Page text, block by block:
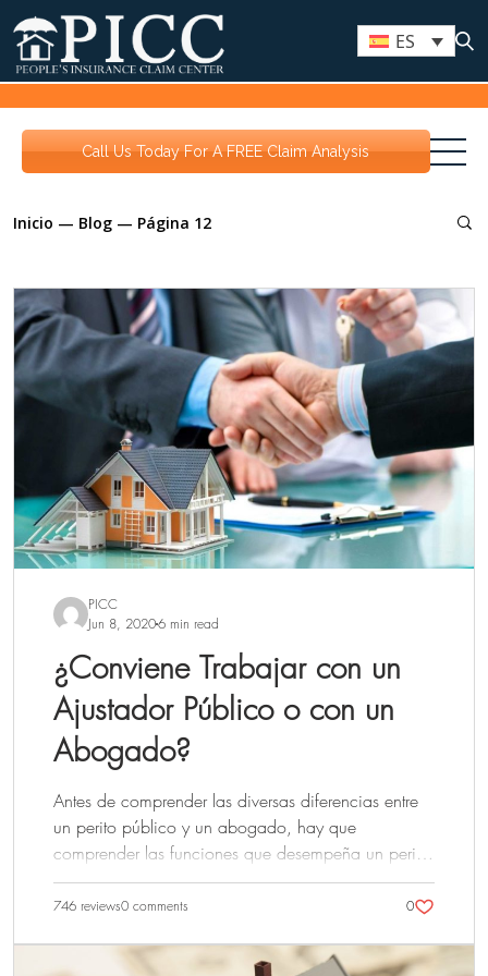
ES
Call Us Today For A FREE Claim Analysis
Inicio — Blog — Página 12
PICC
Jun 8, 20206 min read
¿Conviene Trabajar con un
Ajustador Público o con un
Abogado?
Antes de comprender las diversas diferencias entre
un perito público y un abogado, hay que
comprender las funciones que desempeña un perito
público y cómo ayuda a sus clientes de formas que
un abogado quizá no pueda hacer. Cuando una
materiales debido a diversas razones, como
746 reviews0 comments 0